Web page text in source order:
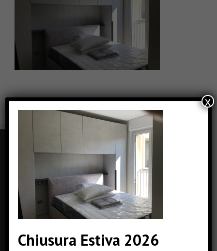
CONTATTI
Via Carolina Romani, 6 - Bresso (MI)
Phone: +39 0239434462
Fax: +39 0239434462
Email:
info@pizzinterni.it
Web:
www.pizzinterni.it
Chiusura Estiva 2026
x